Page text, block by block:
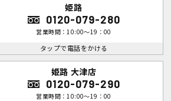
姫路
0120-079-280
営業時間：10:00～19：00
タップで電話をかける
姫路 大津店
0120-079-290
営業時間：10:00～19：00